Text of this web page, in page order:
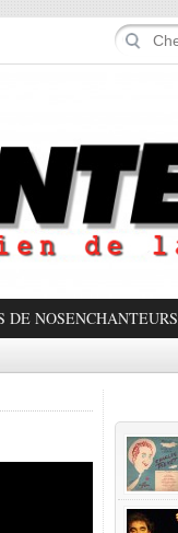
DE NOSENCHANTEURS